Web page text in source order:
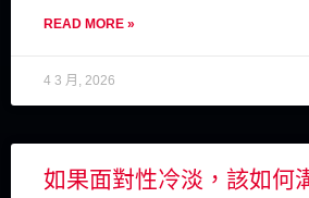
READ MORE »
4 3 月, 2026
如果面對性冷淡，該如何